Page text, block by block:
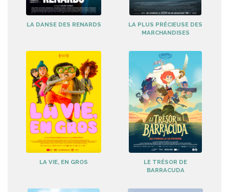
LA DANSE DES RENARDS
LA PLUS PRÉCIEUSE DES
MARCHANDISES
LA VIE, EN GROS
LE TRÉSOR DE
BARRACUDA